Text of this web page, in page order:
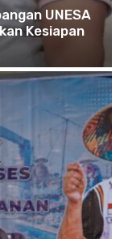
UNESA
Kesiapan